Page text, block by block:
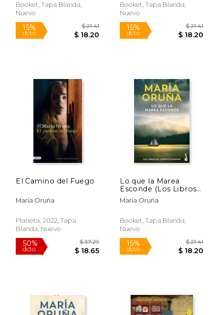
15%
dcto. $ 18.20
15%
dcto. $
Booket, Tapa Blanda,
Nuevo
Booket, Tapa Blanda,
Nuevo
El Camino del Fuego
María Oruña
Planeta, 2022, Tapa
Blanda, Nuevo
Lo que la Marea
Esconde (Los Libros
del Puerto
Escondido)
María Oruña
Booket, Tapa Blanda,
Nuevo